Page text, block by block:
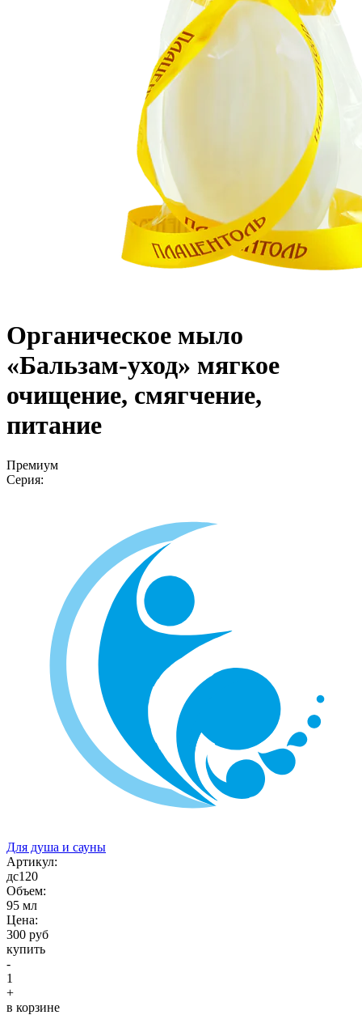
Органическое мыло
«Бальзам-уход» мягкое
очищение, смягчение,
питание
Премиум
Серия:
Для душа и сауны
Aртикул:
дс120
Объем:
95 мл
Цена:
300 руб
купить
-
1
+
в корзине